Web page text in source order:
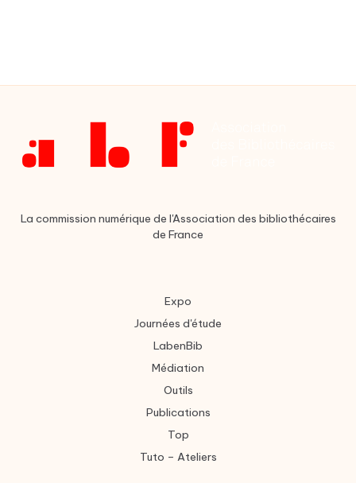
La commission numérique de l'Association des bibliothécaires
de France
Expo
Journées d'étude
LabenBib
Médiation
Outils
Publications
Top
Tuto – Ateliers